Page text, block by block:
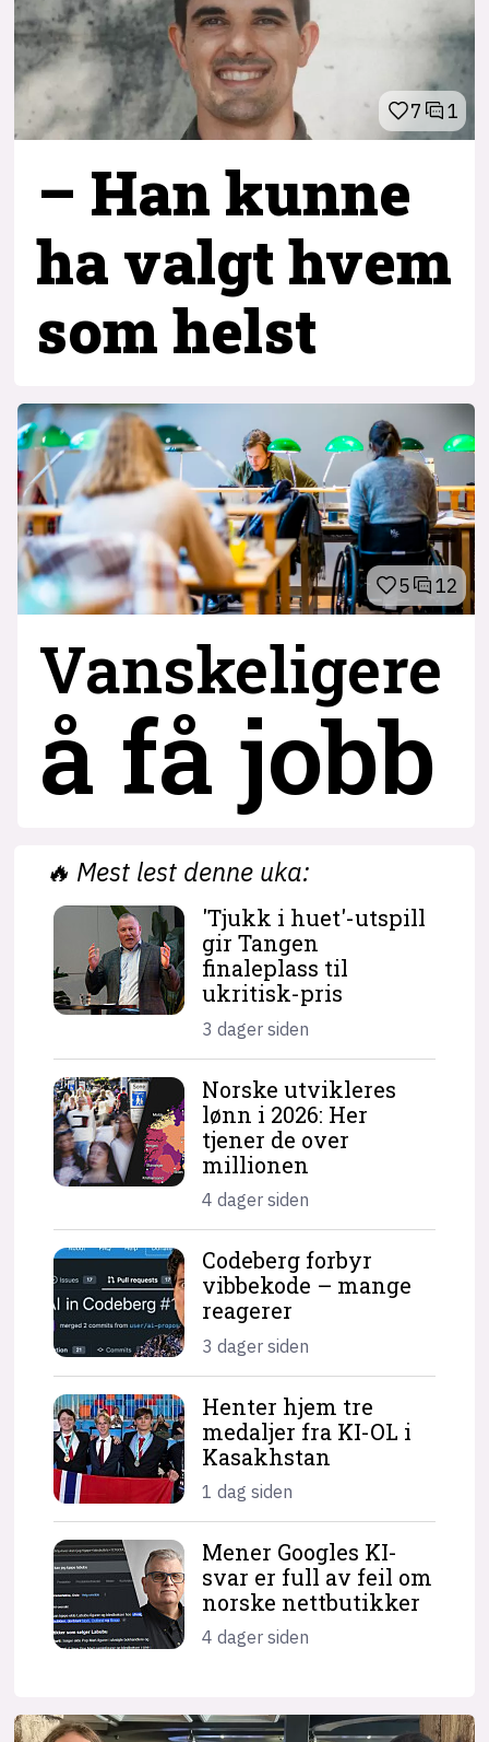
7 1
– Han kunne
ha valgt hvem
som helst
5 12
Vanskeligere
å få jobb
🔥 Mest lest denne uka:
'Tjukk i huet'-utspill
gir Tangen
finaleplass til
ukritisk-pris
3 dager siden
Norske utvikleres
lønn i 2026: Her
tjener de over
millionen
4 dager siden
Codeberg forbyr
vibbekode – mange
reagerer
3 dager siden
Henter hjem tre
medaljer fra KI-OL i
Kasakhstan
1 dag siden
Mener Googles KI-
svar er full av feil om
norske nettbutikker
4 dager siden